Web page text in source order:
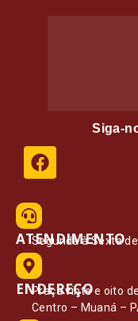
Siga-
ATENDIMENTO
Segunda à Sexta
ENDEREÇO
Praça vinte e oito
Centro – Muaná –